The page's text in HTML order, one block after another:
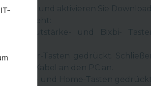
aus und aktivieren Sie Download-
es geht:
, Lautstärke- und Bixbi- Tasten
Leiser-Tasten gedrückt. Schließen
USB-Kabel an den PC an.
, Lauter- und Home-Tasten gedrückt.